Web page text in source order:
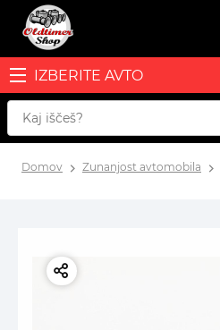
IZBERITE AVTO
Domov Zunanjost avtomobila